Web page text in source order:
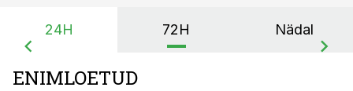
24H 72H Nädal
ENIMLOETUD